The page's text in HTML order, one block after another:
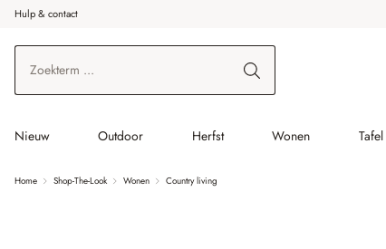
de hoofdinhoud
Ga naar zoeken
Ga naar de hoofdnavigatie
Hulp & contact
Nieuw Outdoor Herfst Wonen
Home Shop-The-Look Wonen Country living